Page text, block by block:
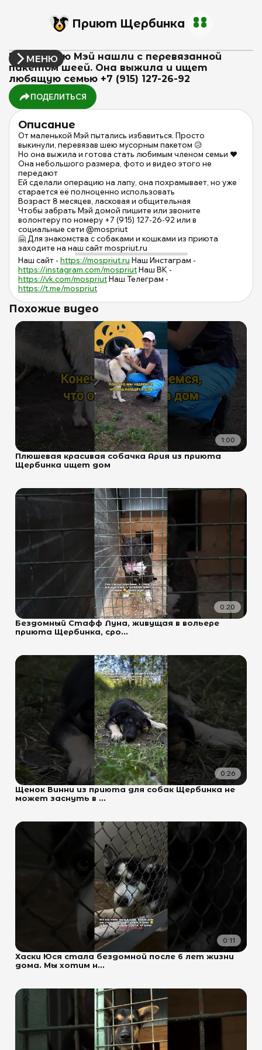
Приют Щербинка
МЕНЮ
Маленькую Мэй нашли с перевязанной
пакетом шеей. Она выжила и ищет
любящую семью +7 (915) 127-26-92
ПОДЕЛИТЬСЯ
Описание
От маленькой Мэй пытались избавиться. Просто
выкинули, перевязав шею мусорным пакетом 😥
Но она выжила и готова стать любимым членом семьи ❤️
Она небольшого размера, фото и видео этого не
передают
Ей сделали операцию на лапу, она похрамывает, но уже
старается её полноценно использовать
Возраст 8 месяцев, ласковая и общительная
Чтобы забрать Мэй домой пишите или звоните
волонтеру по номеру +7 (915) 127-26-92 или в
социальные сети @mospriut
🤗 Для знакомства с собаками и кошками из приюта
заходите на наш сайт mospriut.ru
Наш сайт - https://mospriut.ru Наш Инстаграм -
https://instagram.com/mospriutНаш ВК -
https://vk.com/mospriutНаш Телеграм -
https://t.me/mospriut
Похожие видео
1:00
Плюшевая красивая собачка Ария из приюта
Щербинка ищет дом
0:20
Бездомный Стафф Луна, живущая в вольере
приюта Щербинка, сро...
0:26
Щенок Винни из приюта для собак Щербинка не
может заснуть в ...
0:11
Хаски Юся стала бездомной после 6 лет жизни
дома. Мы хотим н...